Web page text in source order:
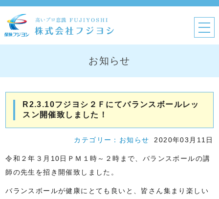
お知らせ
R2.3.10フジヨシ２Ｆにてバランスボールレッ
スン開催致しました！
カテゴリー： お知らせ 2020年03月11日
令和２年３月10日ＰＭ１時～２時まで、バランスボールの講
師の先生を招き開催致しました。
バランスボールが健康にとても良いと、皆さん集まり楽しい